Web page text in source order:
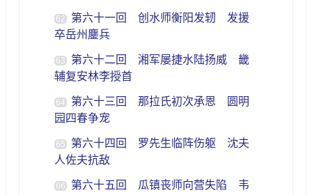
62
第六十一回 创水师衡阳发轫 发援
卒岳州鏖兵
63
第六十二回 湘军屡捷水陆扬威 畿
辅复安林李授首
64
第六十三回 那拉氏初次承恩 圆明
园四春争宠
65
第六十四回 罗先生临阵伤躯 沈夫
人佐夫抗敌
66
第六十五回 瓜镇丧师向营失陷 韦